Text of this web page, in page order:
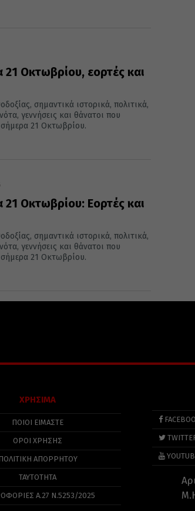
21 Οκτωβρίου, εορτές και
σημαντικά ιστορικά, πολιτικά,
γεννήσεις και θάνατοι που
21 Οκτωβρίου.
21 Οκτωβρίου: Εορτές και
σημαντικά ιστορικά, πολιτικά,
γεννήσεις και θάνατοι που
21 Οκτωβρίου.
ΧΡΗΣΙΜΑ
ΠΟΙΟΙ ΕΙΜΑΣΤΕ
ΟΡΟΙ ΧΡΗΣΗΣ
ΑΠΟΡΡΉΤΟΥ
ΤΑΥΤΟΤΗΤΑ
Α.27 Ν.5253/2025